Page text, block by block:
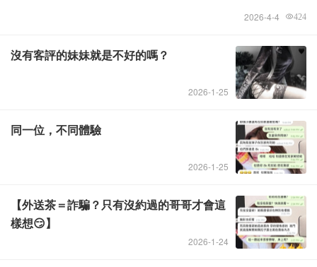
Admin
424
2026-4-4
沒有客評的妹妹就是不好的嗎？
Admin
2026-1-25
同一位，不同體驗
Admin
2026-1-25
【外送茶＝詐騙？只有沒約過的哥哥才會這
樣想😏】
2026-1-24